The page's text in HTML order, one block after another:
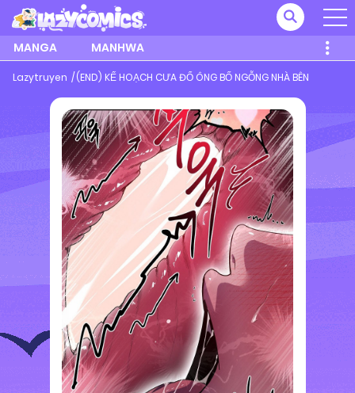
MANGA MANHWA
Lazytruyen (END) KẾ HOẠCH CƯA ĐỔ ÔNG BỐ NGỖNG NHÀ BÊN